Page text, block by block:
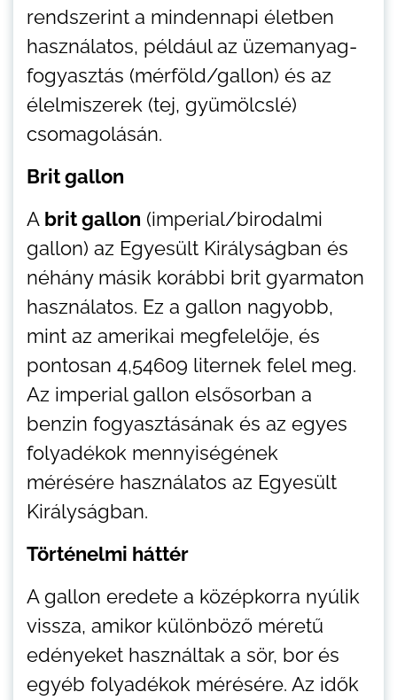
rendszerint a mindennapi életben
használatos, például az üzemanyag-
fogyasztás (mérföld/gallon) és az
élelmiszerek (tej, gyümölcslé)
csomagolásán.
Brit gallon
A brit gallon (imperial/birodalmi
gallon) az Egyesült Királyságban és
néhány másik korábbi brit gyarmaton
használatos. Ez a gallon nagyobb,
mint az amerikai megfelelője, és
pontosan 4,54609 liternek felel meg.
Az imperial gallon elsősorban a
benzin fogyasztásának és az egyes
folyadékok mennyiségének
mérésére használatos az Egyesült
Királyságban.
Történelmi háttér
A gallon eredete a középkorra nyúlik
vissza, amikor különböző méretű
edényeket használtak a sör, bor és
egyéb folyadékok mérésére. Az idők